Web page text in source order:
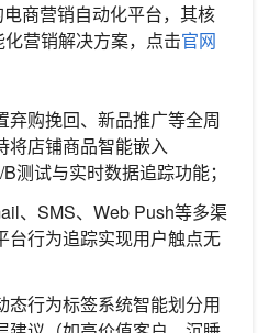
商营销自动化平台，其核
营销解决方案，点击官网
弃购挽回、新品推广等全周
将店铺商品智能嵌入
测试与实时数据追踪功能；
、SMS、Web Push等多渠
台行为追踪实现用户触点无
态行为标签系统智能划分用